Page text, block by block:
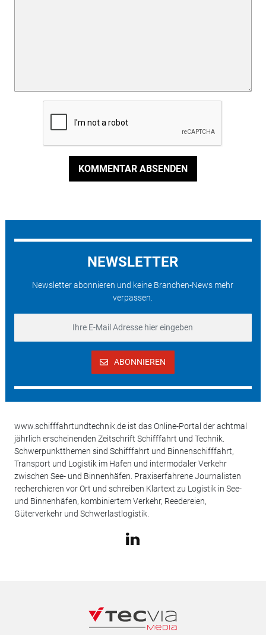
KOMMENTAR ABSENDEN
NEWSLETTER
Newsletter abonnieren und keine Branchen-News mehr
verpassen.
ABONNIEREN
www.schifffahrtundtechnik.de ist das Online-Portal der achtmal
jährlich erscheinenden Zeitschrift Schifffahrt und Technik.
Schwerpunktthemen sind Schifffahrt und Binnenschifffahrt,
Transport und Logistik im Hafen und intermodaler Verkehr
zwischen See- und Binnenhäfen. Praxiserfahrene Journalisten
recherchieren vor Ort und schreiben Klartext zu Logistik in See-
und Binnenhäfen, kombiniertem Verkehr, Reedereien,
Güterverkehr und Schwerlastlogistik.